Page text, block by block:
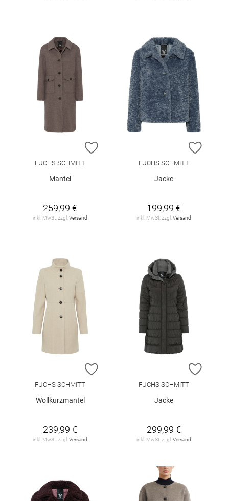
ZUR WUNSCHLISTE HINZUFÜGEN
FUCHS SCHMITT
Mantel
259,99 €
inkl. MwSt. zzgl.Versand
ZUR
FUCHS SCHMITT
Jacke
199,99 €
inkl. MwSt. zzgl.Versand
ZUR WUNSCHLISTE HINZUFÜGEN
FUCHS SCHMITT
Wollkurzmantel
239,99 €
inkl. MwSt. zzgl. Versand
ZUR
FUCHS SCHMITT
Jacke
299,99 €
inkl. MwSt. zzgl. Versand